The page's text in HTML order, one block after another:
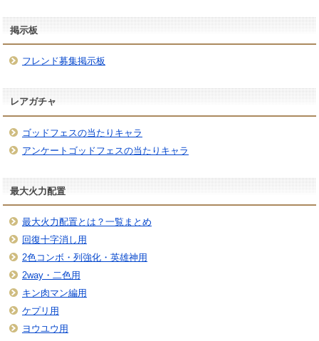
掲示板
フレンド募集掲示板
レアガチャ
ゴッドフェスの当たりキャラ
アンケートゴッドフェスの当たりキャラ
最大火力配置
最大火力配置とは？一覧まとめ
回復十字消し用
2色コンボ・列強化・英雄神用
2way・二色用
キン肉マン編用
ケプリ用
ヨウユウ用